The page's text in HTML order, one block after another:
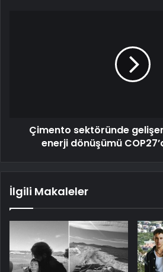
Çimento sektöründe
enerji dönüşümü
İlgili Makaleler